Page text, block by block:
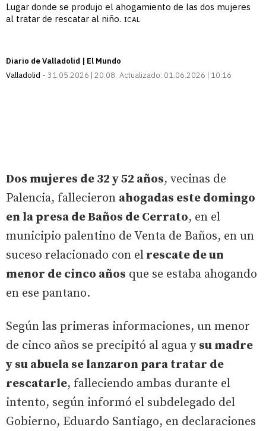
Lugar donde se produjo el ahogamiento de las dos mujeres
al tratar de rescatar al niño. ICAL
Diario de Valladolid | El Mundo
Valladolid
31.05.2026 | 20:08 Actualizado: 01.06.2026 | 10:16
Dos mujeres de 32 y 52 años, vecinas de
Palencia, fallecieron ahogadas este domingo
en la presa de Baños de Cerrato, en el
municipio palentino de Venta de Baños, en un
suceso relacionado con el rescate de un
menor de cinco años que se estaba ahogando
en ese pantano.
Según las primeras informaciones, un menor
de cinco años se precipitó al agua y su madre
y su abuela se lanzaron para tratar de
rescatarle, falleciendo ambas durante el
intento, según informó el subdelegado del
Gobierno, Eduardo Santiago, en declaraciones